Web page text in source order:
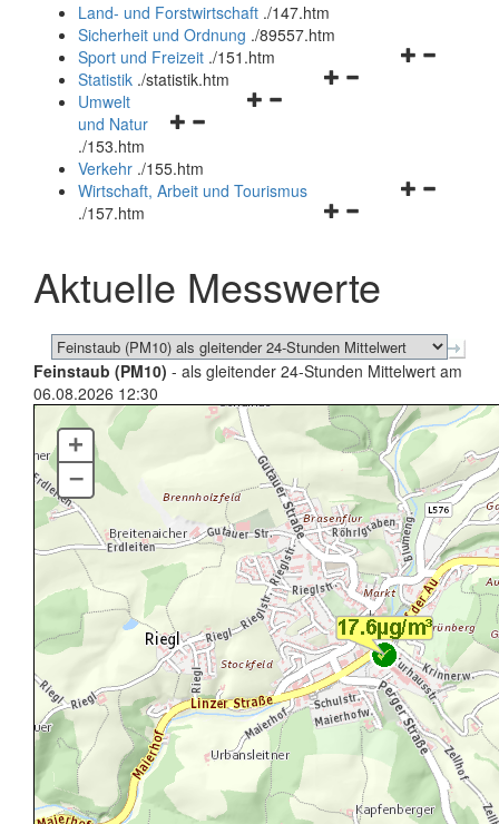
und
schließen
Land- und Forstwirtschaft ./147.htm
Sicherheit und Ordnung ./89557.htm
Navigationsmenü
Sport und Freizeit ./151.htm
Navigationsmenü
Statistik ./statistik.htm
Navigationsmenü
und
schließen
Umwelt
und Natur
./153.htm
Verkehr ./155.htm
Navigationsmenü
schließen
Wirtschaft, Arbeit und Tourismus
./157.htm
Aktuelle Messwerte
Feinstaub (PM10) - als gleitender 24-Stunden Mittelwert am
06.08.2026 12:30
+
–